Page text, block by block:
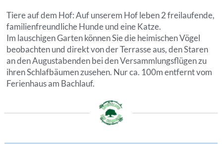
Tiere auf dem Hof: Auf unserem Hof leben 2 freilaufende,
familienfreundliche Hunde und eine Katze.
Im lauschigen Garten können Sie die heimischen Vögel
beobachten und direkt von der Terrasse aus, den Staren
an den Augustabenden bei den Versammlungsflügen zu
ihren Schlafbäumen zusehen. Nur ca. 100m entfernt vom
Ferienhaus am Bachlauf.